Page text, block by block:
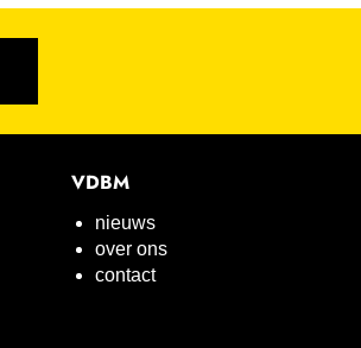
VDBM
nieuws
over ons
contact